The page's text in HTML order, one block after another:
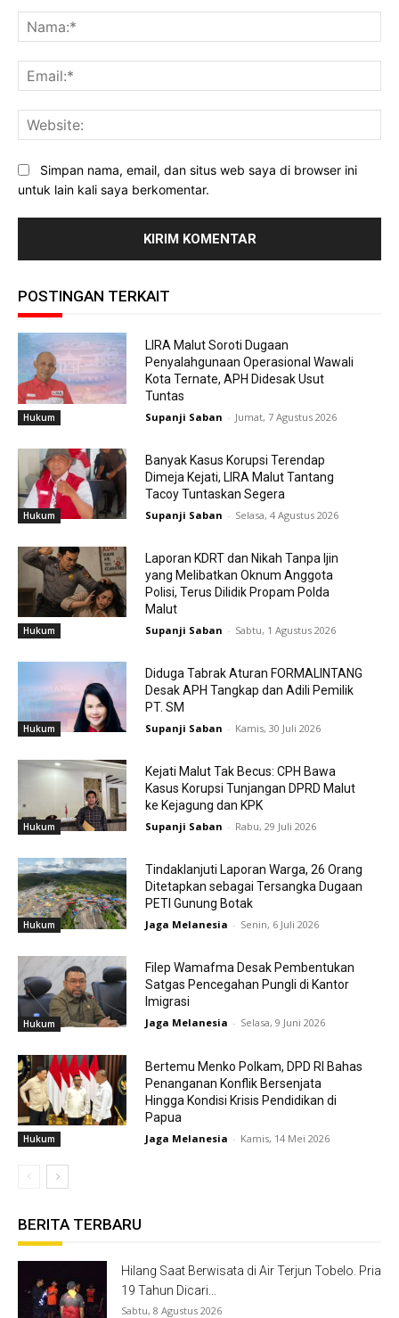
Simpan nama, email, dan situs web saya di browser ini
untuk lain kali saya berkomentar.
POSTINGAN TERKAIT
Hukum
LIRA Malut Soroti Dugaan
Penyalahgunaan Operasional Wawali
Kota Ternate, APH Didesak Usut
Tuntas
Supanji Saban - Jumat, 7 Agustus 2026
Hukum
Banyak Kasus Korupsi Terendap
Dimeja Kejati, LIRA Malut Tantang
Tacoy Tuntaskan Segera
Supanji Saban - Selasa, 4 Agustus 2026
Hukum
Laporan KDRT dan Nikah Tanpa Ijin
yang Melibatkan Oknum Anggota
Polisi, Terus Dilidik Propam Polda
Malut
Supanji Saban - Sabtu, 1 Agustus 2026
Hukum
Diduga Tabrak Aturan FORMALINTANG
Desak APH Tangkap dan Adili Pemilik
PT. SM
Supanji Saban - Kamis, 30 Juli 2026
Hukum
Kejati Malut Tak Becus: CPH Bawa
Kasus Korupsi Tunjangan DPRD Malut
ke Kejagung dan KPK
Supanji Saban - Rabu, 29 Juli 2026
Hukum
Tindaklanjuti Laporan Warga, 26 Orang
Ditetapkan sebagai Tersangka Dugaan
PETI Gunung Botak
Jaga Melanesia - Senin, 6 Juli 2026
Hukum
Filep Wamafma Desak Pembentukan
Satgas Pencegahan Pungli di Kantor
Imigrasi
Jaga Melanesia - Selasa, 9 Juni 2026
Hukum
Bertemu Menko Polkam, DPD RI Bahas
Penanganan Konflik Bersenjata
Hingga Kondisi Krisis Pendidikan di
Papua
Jaga Melanesia - Kamis, 14 Mei 2026
BERITA TERBARU
Hilang Saat Berwisata di Air Terjun Tobelo. Pria
19 Tahun Dicari...
Sabtu, 8 Agustus 2026